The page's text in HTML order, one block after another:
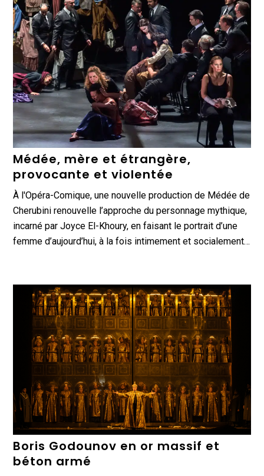
Médée, mère et étrangère,
provocante et violentée
À l'Opéra-Comique, une nouvelle production de Médée de
Cherubini renouvelle l’approche du personnage mythique,
incarné par Joyce El-Khoury, en faisant le portrait d’une
femme d’aujourd’hui, à la fois intimement et socialement…
Boris Godounov en or massif et
béton armé